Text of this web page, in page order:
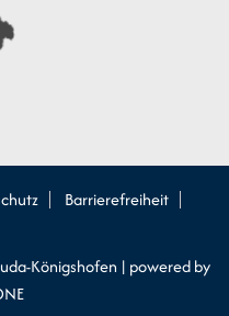
Barrierefreiheit
Königshofen | powered by